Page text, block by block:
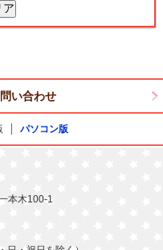
い合わせ
パソコン版
本木100-1